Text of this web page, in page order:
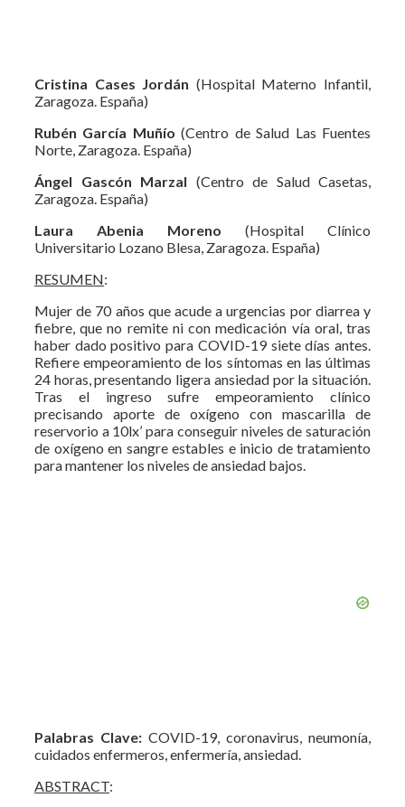
Cristina Cases Jordán (Hospital Materno Infantil,
Zaragoza. España)
Rubén García Muñío (Centro de Salud Las Fuentes
Norte, Zaragoza. España)
Ángel Gascón Marzal (Centro de Salud Casetas,
Zaragoza. España)
Laura Abenia Moreno (Hospital Clínico
Universitario Lozano Blesa, Zaragoza. España)
RESUMEN:
Mujer de 70 años que acude a urgencias por diarrea y
fiebre, que no remite ni con medicación vía oral, tras
haber dado positivo para COVID-19 siete días antes.
Refiere empeoramiento de los síntomas en las últimas
24 horas, presentando ligera ansiedad por la situación.
Tras el ingreso sufre empeoramiento clínico
precisando aporte de oxígeno con mascarilla de
reservorio a 10lx’ para conseguir niveles de saturación
de oxígeno en sangre estables e inicio de tratamiento
para mantener los niveles de ansiedad bajos.
Palabras Clave: COVID-19, coronavirus, neumonía,
cuidados enfermeros, enfermería, ansiedad.
ABSTRACT: